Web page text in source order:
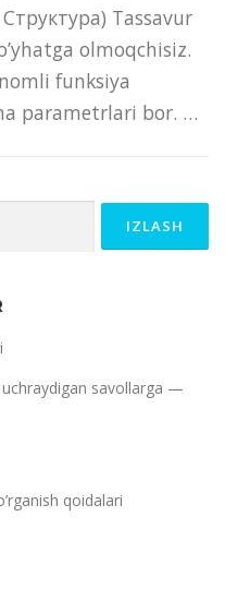
Tassavur
olmoqchisiz.
funksiya
parametrlari bor. …
uchraydigan savollarga —
qoidalari